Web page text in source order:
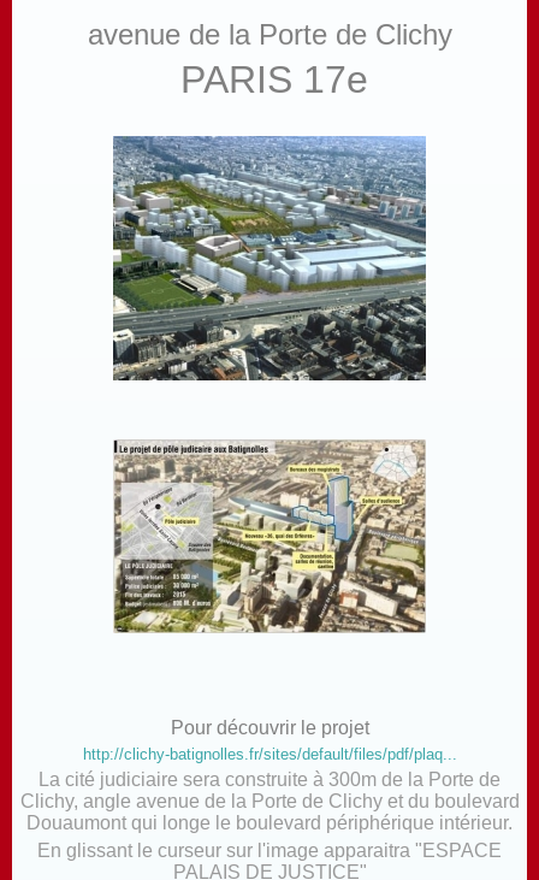
avenue de la Porte de Clichy
PARIS 17e
Pour découvrir le projet
http://clichy-batignolles.fr/sites/default/files/pdf/plaq...
La cité judiciaire sera construite à 300m de la Porte de
Clichy, angle avenue de la Porte de Clichy et du boulevard
Douaumont qui longe le boulevard périphérique intérieur.
En glissant le curseur sur l'image apparaitra "ESPACE
PALAIS DE JUSTICE"